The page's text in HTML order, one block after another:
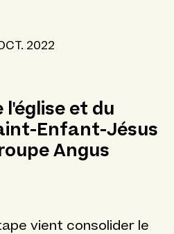
2022
l'église et du
Enfant-Jésus
Angus
vient consolider le